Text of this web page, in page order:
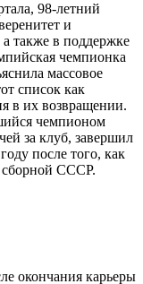
98-летний
и
также в поддержке
чемпионка
массовое
список как
в их возвращении.
чемпионом
за клуб, завершил
после того, как
сборной СССР.